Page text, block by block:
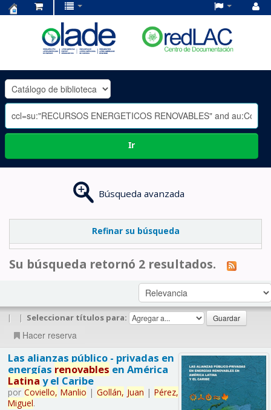
OLADE
-
Ir
Búsqueda avanzada
Refinar su búsqueda
Su búsqueda retornó 2 resultados.
| | Seleccionar títulos para:
Hacer reserva
Las alianzas público - privadas en
energías renovables en América
Latina y el Caribe
por Coviello, Manlio | Gollán, Juan | Pérez,
Miguel.